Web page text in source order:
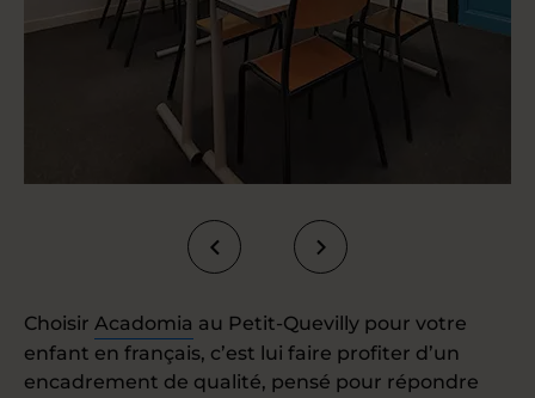
Choisir Acadomia au Petit-Quevilly pour votre
enfant en français, c’est lui faire profiter d’un
encadrement de qualité, pensé pour répondre